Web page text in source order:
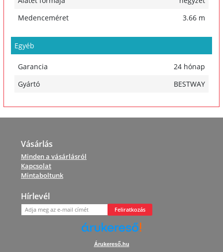
Medenceméret
3.66 m
Egyéb
Garancia
24 hónap
Gyártó
BESTWAY
Vásárlás
Minden a vásárlásról
Kapcsolat
Mintaboltunk
Hírlevél
Feliratkozás
Árukereső.hu